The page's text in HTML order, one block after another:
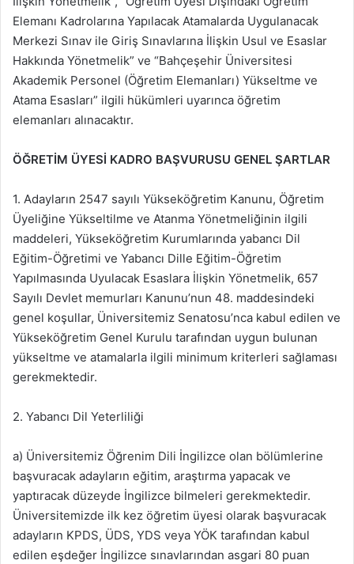
Elemanı Kadrolarına Yapılacak Atamalarda Uygulanacak
Merkezi Sınav ile Giriş Sınavlarına İlişkin Usul ve Esaslar
Hakkında Yönetmelik” ve “Bahçeşehir Üniversitesi
Akademik Personel (Öğretim Elemanları) Yükseltme ve
Atama Esasları” ilgili hükümleri uyarınca öğretim
elemanları alınacaktır.
ÖĞRETİM ÜYESİ KADRO BAŞVURUSU GENEL ŞARTLAR
1. Adayların 2547 sayılı Yükseköğretim Kanunu, Öğretim
Üyeliğine Yükseltilme ve Atanma Yönetmeliğinin ilgili
maddeleri, Yükseköğretim Kurumlarında yabancı Dil
Eğitim-Öğretimi ve Yabancı Dille Eğitim-Öğretim
Yapılmasında Uyulacak Esaslara İlişkin Yönetmelik, 657
Sayılı Devlet memurları Kanunu’nun 48. maddesindeki
genel koşullar, Üniversitemiz Senatosu’nca kabul edilen ve
Yükseköğretim Genel Kurulu tarafından uygun bulunan
yükseltme ve atamalarla ilgili minimum kriterleri sağlaması
gerekmektedir.
2. Yabancı Dil Yeterliliği
a) Üniversitemiz Öğrenim Dili İngilizce olan bölümlerine
başvuracak adayların eğitim, araştırma yapacak ve
yaptıracak düzeyde İngilizce bilmeleri gerekmektedir.
Üniversitemizde ilk kez öğretim üyesi olarak başvuracak
adayların KPDS, ÜDS, YDS veya YÖK tarafından kabul
edilen eşdeğer İngilizce sınavlarından asgari 80 puan